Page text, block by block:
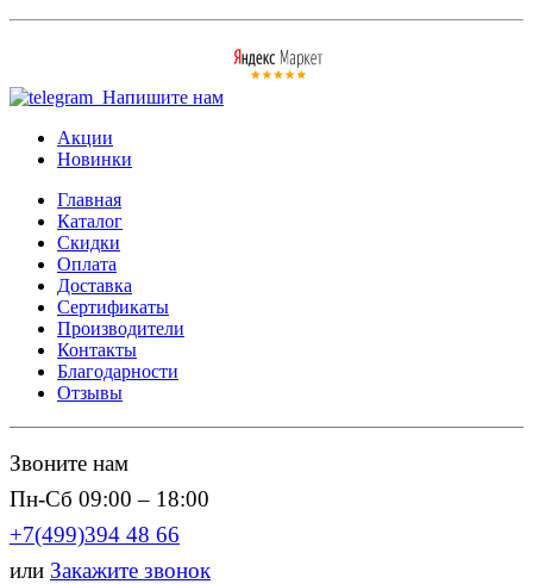
Напишите нам
Акции
Новинки
Главная
Каталог
Скидки
Оплата
Доставка
Сертификаты
Производители
Контакты
Благодарности
Отзывы
Звоните нам
Пн-Сб 09:00 – 18:00
+7(499)394 48 66
или Закажите звонок